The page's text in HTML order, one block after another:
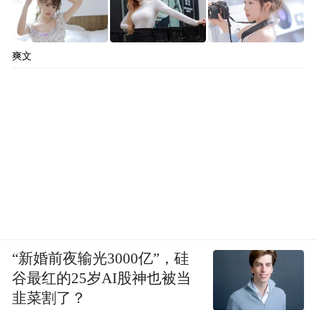
爽文
“新婚前夜输光3000亿”，硅
谷最红的25岁AI股神也被当
韭菜割了？